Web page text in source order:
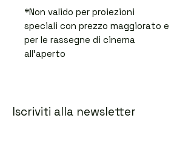
*Non valido per proiezioni
speciali con prezzo maggiorato e
per le rassegne di cinema
all'aperto
Iscriviti alla newsletter